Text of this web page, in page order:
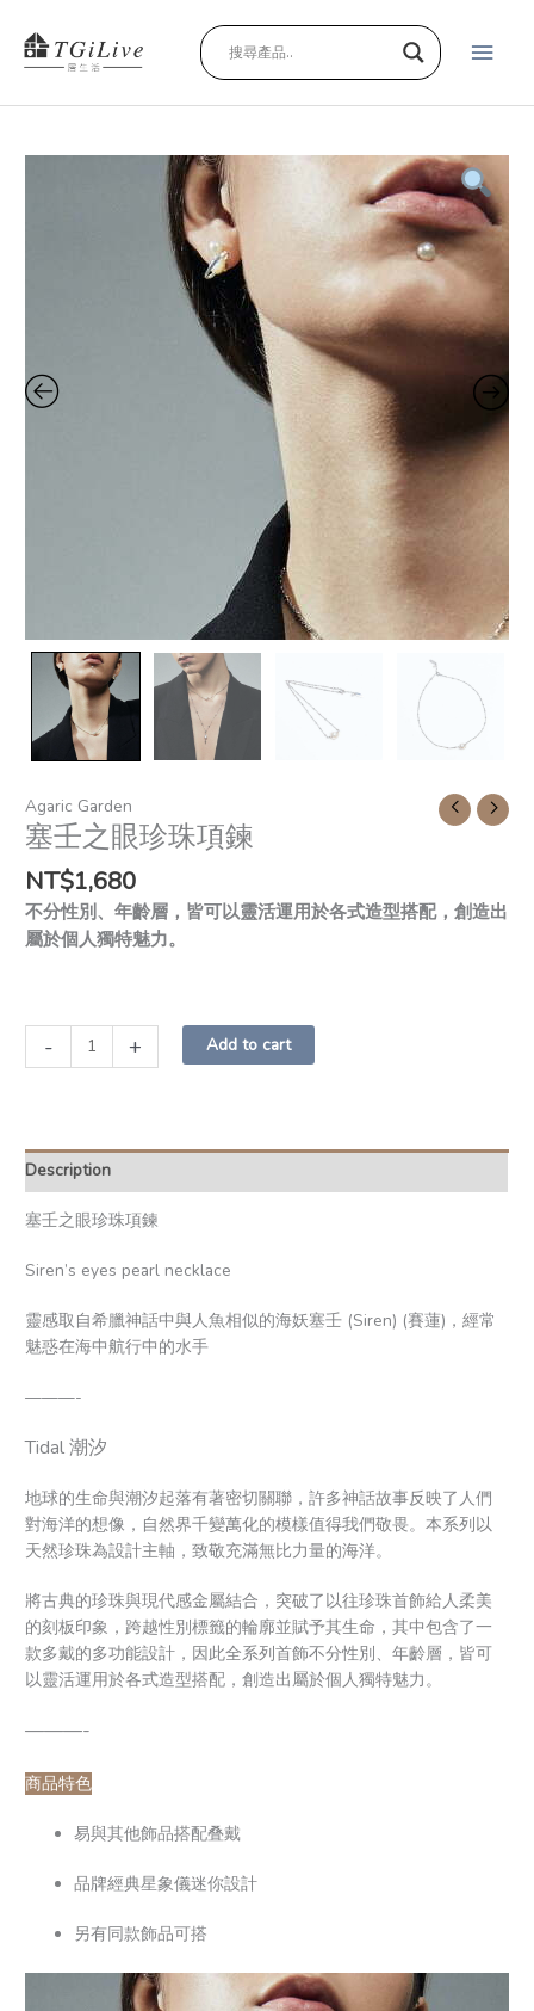
主
單
Agaric Garden
塞壬之眼珍珠項鍊
NT$1,680
不分性別、年齡層，皆可以靈活運用於各式造型搭配，創造出
屬於個人獨特魅力。
-
quantity
+ Add to cart
Description
塞壬之眼珍珠項鍊
Siren’s eyes pearl necklace
靈感取自希臘神話中與人魚相似的海妖塞壬 (Siren) (賽蓮)，經常
魅惑在海中航行中的水手
———-
Tidal 潮汐
地球的生命與潮汐起落有著密切關聯，許多神話故事反映了人們
對海洋的想像，自然界千變萬化的模樣值得我們敬畏。本系列以
天然珍珠為設計主軸，致敬充滿無比力量的海洋。
將古典的珍珠與現代感金屬結合，突破了以往珍珠首飾給人柔美
的刻板印象，跨越性別標籤的輪廓並賦予其生命，其中包含了一
款多戴的多功能設計，因此全系列首飾不分性別、年齡層，皆可
以靈活運用於各式造型搭配，創造出屬於個人獨特魅力。
———-
商品特色
易與其他飾品搭配叠戴
品牌經典星象儀迷你設計
另有同款飾品可搭